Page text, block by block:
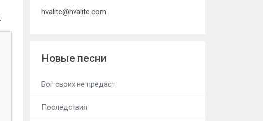
hvalite@hvalite.com
Новые песни
Бог своих не предаст
Последствия